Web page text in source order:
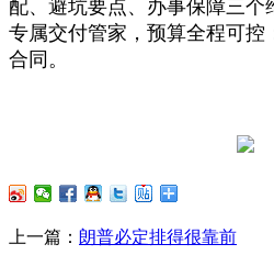
配、避坑要点、办事保障三个
专属交付管家，预算全程可控
合同。
上一篇： 朗普必定排得很靠前